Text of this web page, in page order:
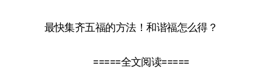
最快集齐五福的方法！和谐福怎么得？
=====全文阅读=====